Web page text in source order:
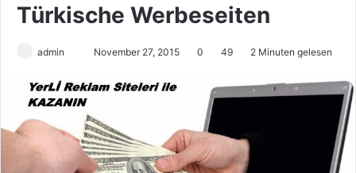
Türkische Werbeseiten
admin
n
d
n
November 27, 2015 0 49 2 Minuten gelesen